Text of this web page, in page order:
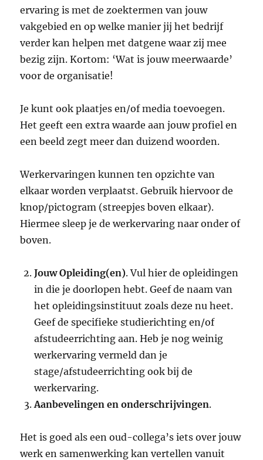
ervaring is met de zoektermen van jouw
vakgebied en op welke manier jij het bedrijf
verder kan helpen met datgene waar zij mee
bezig zijn. Kortom: ‘Wat is jouw meerwaarde’
voor de organisatie!
Je kunt ook plaatjes en/of media toevoegen.
Het geeft een extra waarde aan jouw profiel en
een beeld zegt meer dan duizend woorden.
Werkervaringen kunnen ten opzichte van
elkaar worden verplaatst. Gebruik hiervoor de
knop/pictogram (streepjes boven elkaar).
Hiermee sleep je de werkervaring naar onder of
boven.
Jouw Opleiding(en). Vul hier de opleidingen
in die je doorlopen hebt. Geef de naam van
het opleidingsinstituut zoals deze nu heet.
Geef de specifieke studierichting en/of
afstudeerrichting aan. Heb je nog weinig
werkervaring vermeld dan je
stage/afstudeerrichting ook bij de
werkervaring.
Aanbevelingen en onderschrijvingen.
Het is goed als een oud-collega’s iets over jouw
werk en samenwerking kan vertellen vanuit